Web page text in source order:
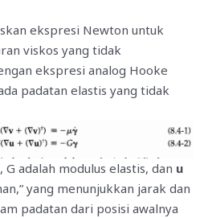
ekspresi Newton untuk
viskos yang tidak
ekspresi analog Hooke
padatan elastis yang tidak
adalah modulus elastis, dan u
yang menunjukkan jarak dan
padatan dari posisi awalnya